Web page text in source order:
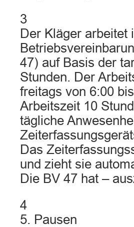
3
Der Kläger arbeitet
47) auf Basis der
Stunden. Der
freitags von 6:00
Arbeitszeit 10
tägliche
Das
und zieht sie
Die BV 47 hat –
4
5. Pausen